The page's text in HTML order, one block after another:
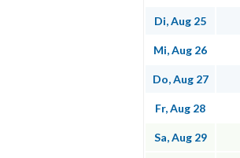
Di, Aug 25
Mi, Aug 26
Do, Aug 27
Fr, Aug 28
Sa, Aug 29